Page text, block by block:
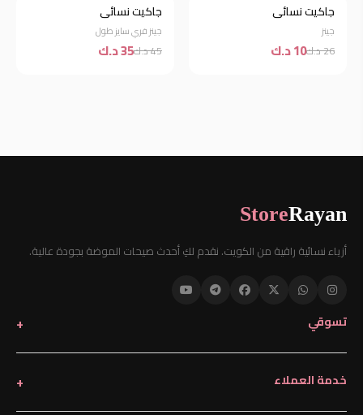
خصم 62%
جاكيت نسائي
جينز
26 د.ك 10 د.ك
خصم 22%
جاكيت نسائي
جينز فري سايز طول
45 د.ك 35 د.ك
Rayan
Store
أزياء نسائية راقية من الكويت. نقدم لكِ أحدث صيحات الموضة بجودة عالية.
تسوقي
خدمة العملاء